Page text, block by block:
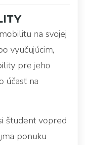
na svojej
vyučujúcim,
pre jeho
účasť na
študent vopred
ponuku